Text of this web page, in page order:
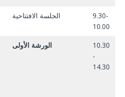
الجلسة الافتتاحية
9.30-
10.00
الورشة الأولى
10.30
-
14.30